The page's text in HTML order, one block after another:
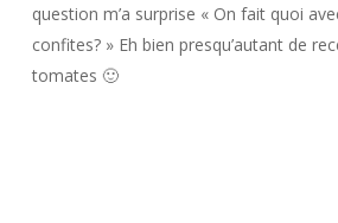
question m’a surprise « On fait quoi
confites? » Eh bien presqu’autant de
tomates 🙂